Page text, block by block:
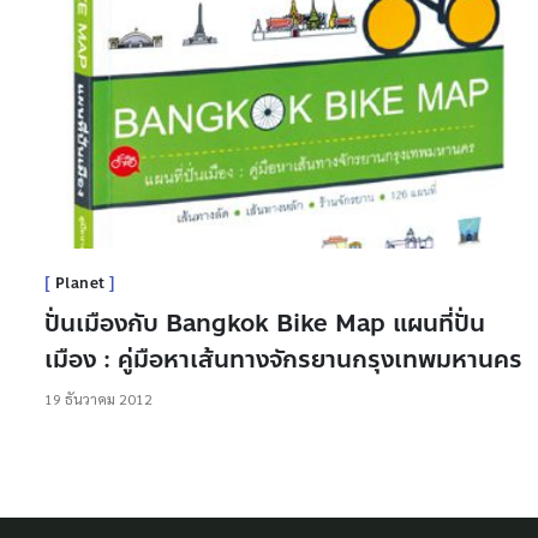
Planet
ปั่นเมืองกับ Bangkok Bike Map แผนที่ปั่น
เมือง : คู่มือหาเส้นทางจักรยานกรุงเทพมหานคร
19 ธันวาคม 2012